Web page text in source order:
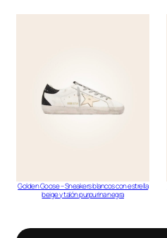
Golden Goose – Sneakers blancos con estrella
beige y talón purpurina negra